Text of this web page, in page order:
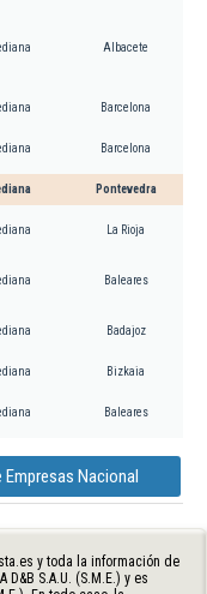
Albacete
Barcelona
Barcelona
Pontevedra
La Rioja
Baleares
Badajoz
Bizkaia
Baleares
Empresas Nacional
y toda la información de
S.A.U. (S.M.E.) y es